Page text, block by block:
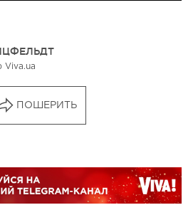
Viva.ua
ПОШЕРИТЬ